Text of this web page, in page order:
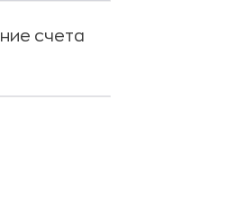
счета